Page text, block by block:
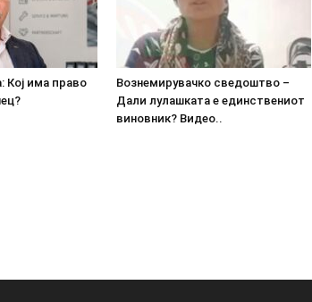
Кој има право
Вознемирувачко сведоштво –
Дали лулашката е единствениот
виновник? Видео..